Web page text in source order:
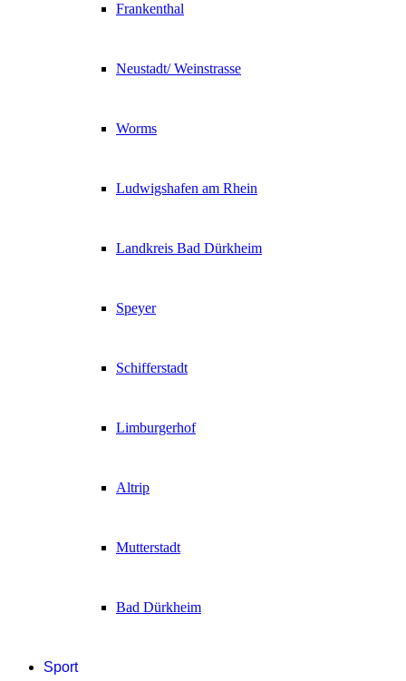
Frankenthal
Neustadt/ Weinstrasse
Worms
Ludwigshafen am Rhein
Landkreis Bad Dürkheim
Speyer
Schifferstadt
Limburgerhof
Altrip
Mutterstadt
Bad Dürkheim
Sport